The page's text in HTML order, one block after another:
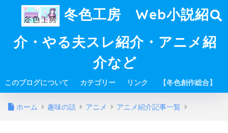
冬色工房 Web小説紹
介・やる夫スレ紹介・アニメ紹
介など
このブログについて カテゴリー リンク 【冬色創作総合】
ホーム 趣味の話 アニメ アニメ紹介記事一覧